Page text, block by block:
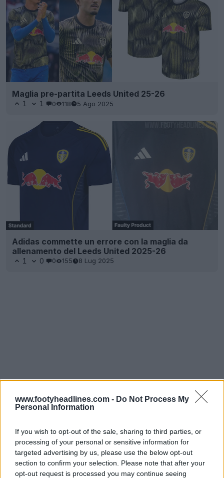
www.footyheadlines.com - Do Not Process My
Personal Information
If you wish to opt-out of the sale, sharing to third parties, or
processing of your personal or sensitive information for
targeted advertising by us, please use the below opt-out
section to confirm your selection. Please note that after your
opt-out request is processed you may continue seeing
Maglia pre-partita Leeds United 25-26
1 1 0 118 5 Ago 2025
Adidas commette un errore con la maglia da
allenamento del Leeds United 2025-26
1 0 0 155 8 Lug 2025